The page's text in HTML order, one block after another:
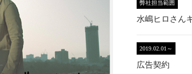
弊社担当範囲
水嶋ヒロさん
2019.02.01～
広告契約